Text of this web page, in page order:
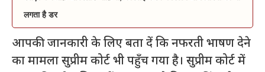
लगता है डर
आपकी जानकारी के लिए बता दें कि नफरती भाषण देने
का मामला सुप्रीम कोर्ट भी पहुँच गया है। सुप्रीम कोर्ट में